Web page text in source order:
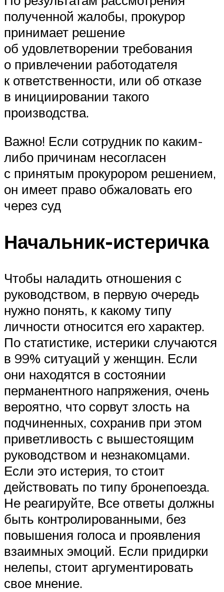
полученной жалобы, прокурор
принимает решение
об удовлетворении требования
о привлечении работодателя
к ответственности, или об отказе
в инициировании такого
производства.
Важно! Если сотрудник по каким-
либо причинам несогласен
с принятым прокурором решением,
он имеет право обжаловать его
через суд
Начальник-истеричка
Чтобы наладить отношения с
руководством, в первую очередь
нужно понять, к какому типу
личности относится его характер.
По статистике, истерики случаются
в 99% ситуаций у женщин. Если
они находятся в состоянии
перманентного напряжения, очень
вероятно, что сорвут злость на
подчиненных, сохранив при этом
приветливость с вышестоящим
руководством и незнакомцами.
Если это истерия, то стоит
действовать по типу бронепоезда.
Не реагируйте, Все ответы должны
быть контролированными, без
повышения голоса и проявления
взаимных эмоций. Если придирки
нелепы, стоит аргументировать
свое мнение.